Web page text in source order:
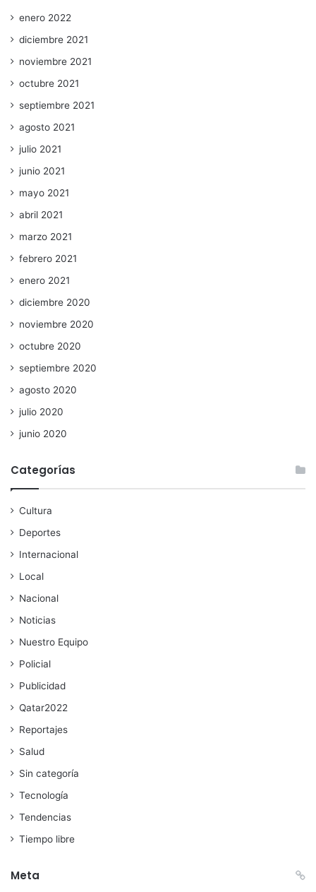
enero 2022
diciembre 2021
noviembre 2021
octubre 2021
septiembre 2021
agosto 2021
julio 2021
junio 2021
mayo 2021
abril 2021
marzo 2021
febrero 2021
enero 2021
diciembre 2020
noviembre 2020
octubre 2020
septiembre 2020
agosto 2020
julio 2020
junio 2020
Categorías
Cultura
Deportes
Internacional
Local
Nacional
Noticias
Nuestro Equipo
Policial
Publicidad
Qatar2022
Reportajes
Salud
Sin categoría
Tecnología
Tendencias
Tiempo libre
Meta